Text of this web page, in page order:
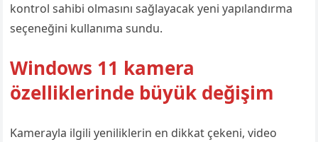
kontrol sahibi olmasını sağlayacak yeni yapılandırma
seçeneğini kullanıma sundu.
Windows 11 kamera
özelliklerinde büyük değişim
Kamerayla ilgili yeniliklerin en dikkat çekeni, video